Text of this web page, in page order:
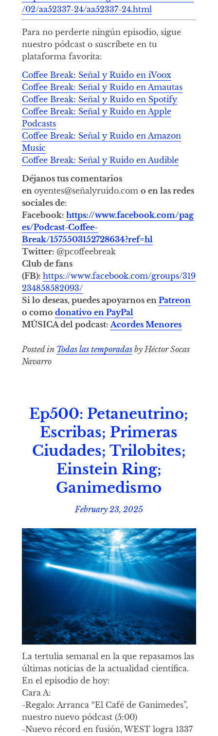
/02/aa52337-24/aa52337-24.html
Para no perderte ningún episodio, sigue
nuestro pódcast o suscríbete en tu
plataforma favorita:
Coffee Break: Señal y Ruido en iVoox
Coffee Break: Señal y Ruido en Amautas
Coffee Break: Señal y Ruido en Spotify
Coffee Break: Señal y Ruido en Apple
Podcasts
Coffee Break: Señal y Ruido en Amazon
Music
Coffee Break: Señal y Ruido en Audible
Déjanos tus comentarios
en oyentes@señalyruido.com o en las redes
sociales de:
Facebook: https://www.facebook.com/pag
es/Podcast-Coffee-
Break/1575503152728634?ref=hl
Twitter: @pcoffeebreak
Club de fans
(FB): https://www.facebook.com/groups/319
234858582093/
Si lo deseas, puedes apoyarnos en Patreon
o como donativo en PayPal
MÚSICA del podcast: Acordes Menores
Posted in Todas las temporadasby Héctor Socas
Navarro
Ep500: Petaneutrino;
Escribas; Primeras
Ciudades; Trilobites;
Einstein Ring;
Ganimedismo
February 23, 2025
La tertulia semanal en la que repasamos las
últimas noticias de la actualidad científica.
En el episodio de hoy:
Cara A:
-Regalo: Arranca “El Café de Ganimedes”,
nuestro nuevo pódcast (5:00)
-Nuevo récord en fusión, WEST logra 1337